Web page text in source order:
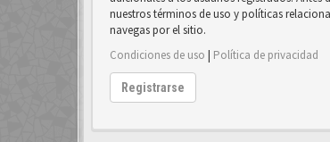
nuestros términos de uso y políticas
navegas por el sitio.
Condiciones de uso | Política de privacidad
Registrarse